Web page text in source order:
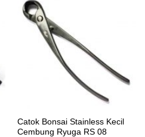
Catok Bonsai Stainless Kecil
Cembung Ryuga RS 08